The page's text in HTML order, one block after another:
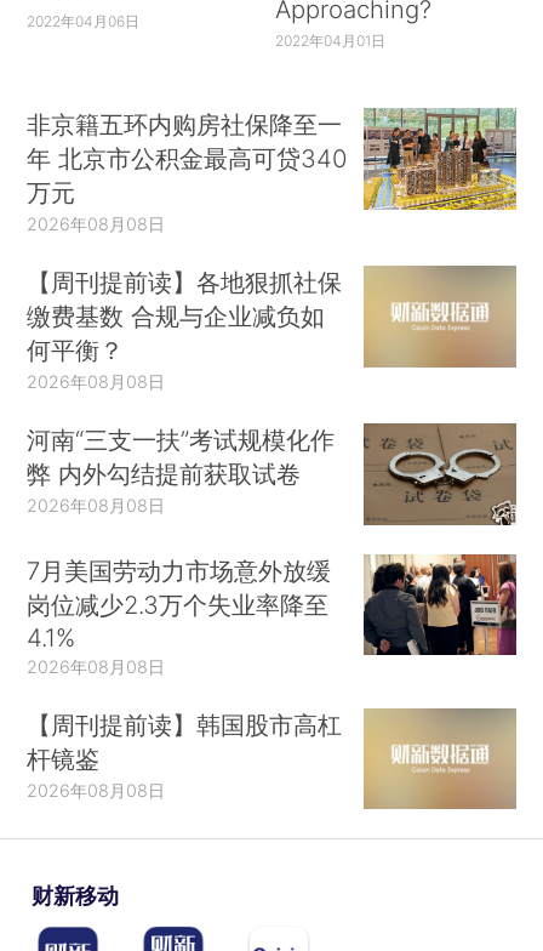
2022年04月06日
Approaching?
2022年04月01日
非京籍五环内购房社保降至一
年 北京市公积金最高可贷340
万元
2026年08月08日
【周刊提前读】各地狠抓社保
缴费基数 合规与企业减负如
何平衡？
2026年08月08日
河南“三支一扶”考试规模化作
弊 内外勾结提前获取试卷
2026年08月08日
7月美国劳动力市场意外放缓
岗位减少2.3万个失业率降至
4.1%
2026年08月08日
【周刊提前读】韩国股市高杠
杆镜鉴
2026年08月08日
财新移动